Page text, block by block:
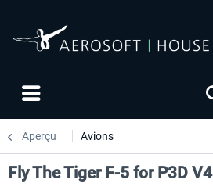
Aperçu Avions
Fly The Tiger F-5 for P3D V4